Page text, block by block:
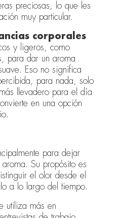
preciosas, lo que les
muy particular.
corporales
y ligeros, como
para dar un aroma
Eso no significa
para nada, solo
llevadero para el día
en una opción
para dejar
Su propósito es
el olor desde el
a lo largo del tiempo.
utiliza más en